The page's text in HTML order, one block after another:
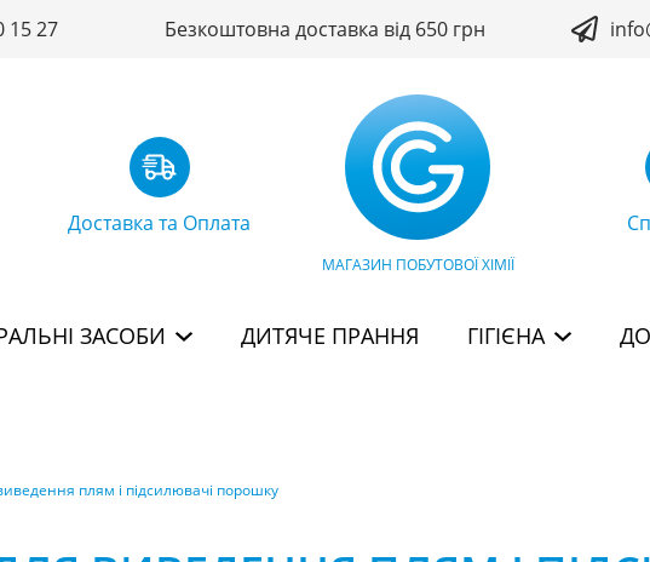
15 27 Безкоштовна доставка від 650 грн
Доставка та Оплата
МАГАЗИН ПОБУТОВОЇ ХІМІЇ
ЗАСОБИ ДИТЯЧЕ ПРАННЯ ГІГІЄНА
плям і підсилювачі порошку